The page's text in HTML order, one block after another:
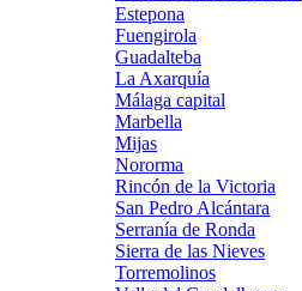
Estepona
Fuengirola
Guadalteba
La Axarquía
Málaga capital
Marbella
Mijas
Nororma
Rincón de la Victoria
San Pedro Alcántara
Serranía de Ronda
Sierra de las Nieves
Torremolinos